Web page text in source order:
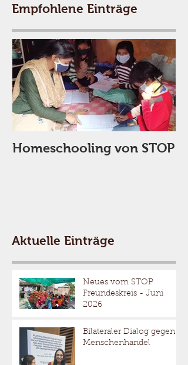
Empfohlene Einträge
Homeschooling von STOP
Aktuelle Einträge
Neues vom STOP
Freundeskreis - Juni
2026
Bilateraler Dialog gegen
Menschenhandel